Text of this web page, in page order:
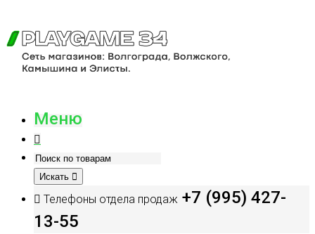
Меню
Искать
Телефоны отдела продаж +7 (995) 427-
13-55